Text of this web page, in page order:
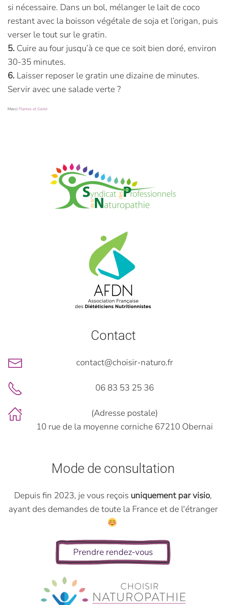
si nécessaire. Dans un bol, mélanger le lait de coco
restant avec la boisson végétale de soja et l’origan, puis
verser le tout sur le gratin.
5. Cuire au four jusqu’à ce que ce soit bien doré, environ
30-35 minutes.
6. Laisser reposer le gratin une dizaine de minutes.
Servir avec une salade verte ?
MerciPlantes et Santé
Contact
contact@choisir-naturo.fr
06 83 53 25 36
(Adresse postale)
10 rue de la moyenne corniche 67210 Obernai
Mode de consultation
Depuis fin 2023, je vous reçois uniquement par visio,
ayant des demandes de toute la France et de l'étranger
Prendre rendez-vous